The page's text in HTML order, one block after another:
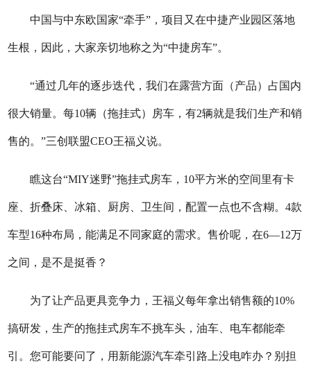
中国与中东欧国家“牵手”，项目又在中捷产业园区落地
生根，因此，大家亲切地称之为“中捷房车”。
“通过几年的逐步迭代，我们在露营方面（产品）占国内
很大销量。每10辆（拖挂式）房车，有2辆就是我们生产和销
售的。”三创联盟CEO王福义说。
瞧这台“MIY迷野”拖挂式房车，10平方米的空间里有卡
座、折叠床、冰箱、厨房、卫生间，配置一点也不含糊。4款
车型16种布局，能满足不同家庭的需求。售价呢，在6—12万
之间，是不是挺香？
为了让产品更具竞争力，王福义每年拿出销售额的10%
搞研发，生产的拖挂式房车不挑车头，油车、电车都能牵
引。您可能要问了，用新能源汽车牵引路上没电咋办？别担